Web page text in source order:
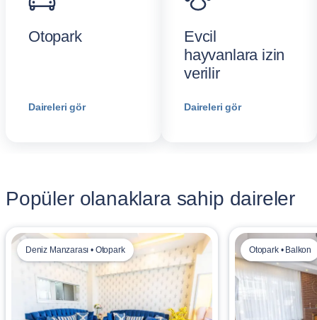
Otopark
Daireleri gör
Evcil
hayvanlara izin
verilir
Daireleri gör
Popüler olanaklara sahip daireler
Deniz Manzarası • Otopark Otopark • Balkon